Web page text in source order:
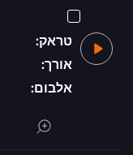
טראק:
אורך:
אלבום: